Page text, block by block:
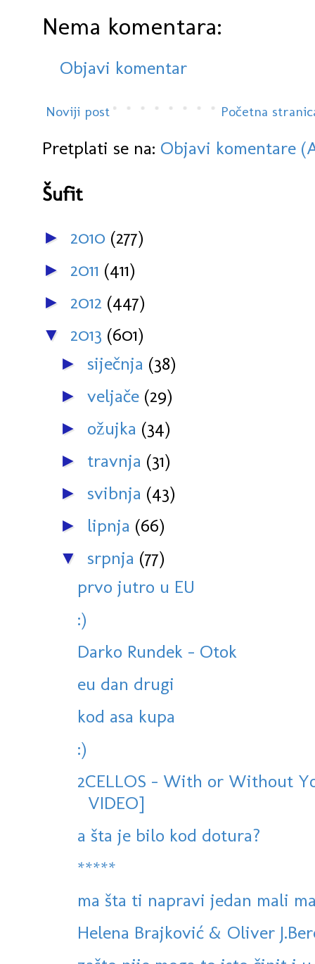
Nema komentara:
Objavi komentar
Noviji post Početna
Pretplati se na: Objavi komentare
Šufit
► 2010 (277)
► 2011 (411)
► 2012 (447)
▼ 2013 (601)
► siječnja (38)
► veljače (29)
► ožujka (34)
► travnja (31)
► svibnja (43)
► lipnja (66)
▼ srpnja (77)
prvo jutro u EU
:)
Darko Rundek - Otok
eu dan drugi
kod asa kupa
:)
2CELLOS - With or Without
VIDEO]
a šta je bilo kod dotura?
*****
ma šta ti napravi jedan mali
Helena Brajković & Oliver